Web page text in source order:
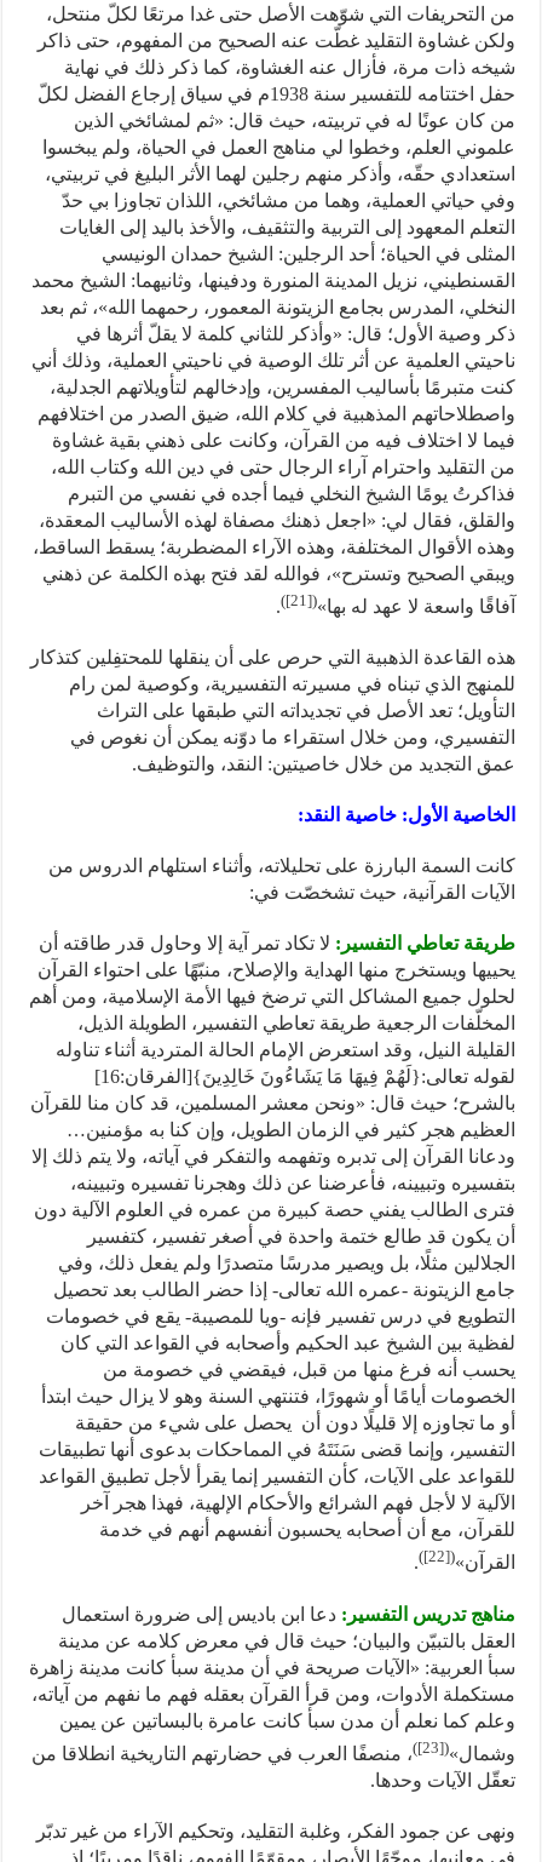
من التحريفات التي شوّهت الأصل حتى غدا مرتعًا لكلّ منتحل،
ولكن غشاوة التقليد غطّت عنه الصحيح من المفهوم، حتى ذاكر
شيخه ذات مرة، فأزال عنه الغشاوة، كما ذكر ذلك في نهاية
حفل اختتامه للتفسير سنة 1938م في سياق إرجاع الفضل لكلّ
من كان عونًا له في تربيته، حيث قال: «ثم لمشائخي الذين
علموني العلم، وخطوا لي مناهج العمل في الحياة، ولم يبخسوا
استعدادي حقّه، وأذكر منهم رجلين لهما الأثر البليغ في تربيتي،
وفي حياتي العملية، وهما من مشائخي، اللذان تجاوزا بي حدّ
التعلم المعهود إلى التربية والتثقيف، والأخذ باليد إلى الغايات
المثلى في الحياة؛ أحد الرجلين: الشيخ حمدان الونيسي
القسنطيني، نزيل المدينة المنورة ودفينها، وثانيهما: الشيخ محمد
النخلي، المدرس بجامع الزيتونة المعمور، رحمهما الله»، ثم بعد
ذكر وصية الأول؛ قال: «وأذكر للثاني كلمة لا يقلّ أثرها في
ناحيتي العلمية عن أثر تلك الوصية في ناحيتي العملية، وذلك أني
كنت متبرمًا بأساليب المفسرين، وإدخالهم لتأويلاتهم الجدلية،
واصطلاحاتهم المذهبية في كلام الله، ضيق الصدر من اختلافهم
فيما لا اختلاف فيه من القرآن، وكانت على ذهني بقية غشاوة
من التقليد واحترام آراء الرجال حتى في دين الله وكتاب الله،
فذاكرتُ يومًا الشيخ النخلي فيما أجده في نفسي من التبرم
والقلق، فقال لي: «اجعل ذهنك مصفاة لهذه الأساليب المعقدة،
وهذه الأقوال المختلفة، وهذه الآراء المضطربة؛ يسقط الساقط،
ويبقي الصحيح وتسترح»، فوالله لقد فتح بهذه الكلمة عن ذهني
آفاقًا واسعة لا عهد له بها»(
[21]
)
.
هذه القاعدة الذهبية التي حرص على أن ينقلها للمحتفِلين كتذكار
للمنهج الذي تبناه في مسيرته التفسيرية، وكوصية لمن رام
التأويل؛ تعد الأصل في تجديداته التي طبقها على التراث
التفسيري، ومن خلال استقراء ما دوّنه يمكن أن نغوص في
عمق التجديد من خلال خاصيتين: النقد، والتوظيف.
الخاصية الأول: خاصية النقد:
كانت السمة البارزة على تحليلاته، وأثناء استلهام الدروس من
الآيات القرآنية، حيث تشخصّت في:
طريقة تعاطي التفسير: لا تكاد تمر آية إلا وحاول قدر طاقته أن
يحييها ويستخرج منها الهداية والإصلاح، منبّهًا على احتواء القرآن
لحلول جميع المشاكل التي ترضخ فيها الأمة الإسلامية، ومن أهم
المخلّفات الرجعية طريقة تعاطي التفسير، الطويلة الذيل،
القليلة النيل، وقد استعرض الإمام الحالة المتردية أثناء تناوله
لقوله تعالى:{لَهُمْ فِيهَا مَا يَشَاءُونَ خَالِدِينَ}[الفرقان:16]
بالشرح؛ حيث قال: «ونحن معشر المسلمين، قد كان منا للقرآن
العظيم هجر كثير في الزمان الطويل، وإن كنا به مؤمنين…
ودعانا القرآن إلى تدبره وتفهمه والتفكر في آياته، ولا يتم ذلك إلا
بتفسيره وتبيينه، فأعرضنا عن ذلك وهجرنا تفسيره وتبيينه،
فترى الطالب يفني حصة كبيرة من عمره في العلوم الآلية دون
أن يكون قد طالع ختمة واحدة في أصغر تفسير، كتفسير
الجلالين مثلًا، بل ويصير مدرسًا متصدرًا ولم يفعل ذلك، وفي
جامع الزيتونة -عمره الله تعالى- إذا حضر الطالب بعد تحصيل
التطويع في درس تفسير فإنه -ويا للمصيبة- يقع في خصومات
لفظية بين الشيخ عبد الحكيم وأصحابه في القواعد التي كان
يحسب أنه فرغ منها من قبل، فيقضي في خصومة من
الخصومات أيامًا أو شهورًا، فتنتهي السنة وهو لا يزال حيث ابتدأ
أو ما تجاوزه إلا قليلًا دون أن يحصل على شيء من حقيقة
التفسير، وإنما قضى سَنَتَهُ في المماحكات بدعوى أنها تطبيقات
للقواعد على الآيات، كأن التفسير إنما يقرأ لأجل تطبيق القواعد
الآلية لا لأجل فهم الشرائع والأحكام الإلهية، فهذا هجر آخر
للقرآن، مع أن أصحابه يحسبون أنفسهم أنهم في خدمة
القرآن»(
[22]
)
.
مناهج تدريس التفسير: دعا ابن باديس إلى ضرورة استعمال
العقل بالتبيّن والبيان؛ حيث قال في معرض كلامه عن مدينة
سبأ العربية: «الآيات صريحة في أن مدينة سبأ كانت مدينة زاهرة
مستكملة الأدوات، ومن قرأ القرآن بعقله فهم ما نفهم من آياته،
وعلم كما نعلم أن مدن سبأ كانت عامرة بالبساتين عن يمين
وشمال»(
[23]
)، منصفًا العرب في حضارتهم التاريخية انطلاقا من
تعقّل الآيات وحدها.
ونهى عن جمود الفكر، وغلبة التقليد، وتحكيم الآراء من غير تدبّر
في معانيها، موجّهًا الأبصار، ومقوّمًا الفهوم، ناقدًا ومربيًا؛ إذ